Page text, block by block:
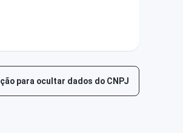
para ocultar dados do CNPJ